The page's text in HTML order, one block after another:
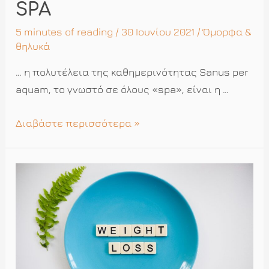
SPA
5 minutes of reading / 30 Ιουνίου 2021 /Όμορφα &
θηλυκά
… η πολυτέλεια της καθημερινότητας Sanus per
aquam, το γνωστό σε όλους «spa», είναι η …
SPA
Διαβάστε περισσότερα »